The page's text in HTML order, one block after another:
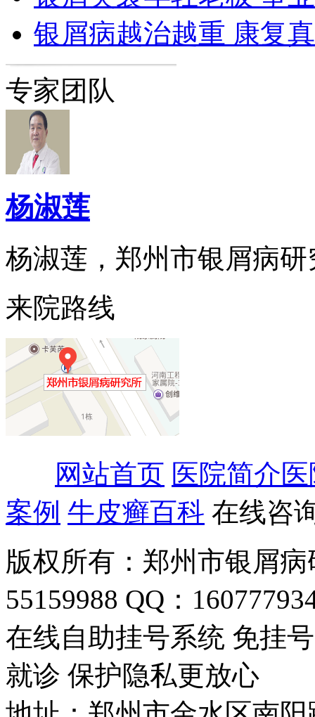
银屑病越治越重 康复
专家团队
杨淑莲
杨淑莲，郑州市银屑病
来院路线
网站首页 医院简介
案例 牛皮癣百科 在线咨
版权所有：郑州市银屑
55159988 QQ：
在线自助挂号系统 免挂
就诊 保护隐私更放心